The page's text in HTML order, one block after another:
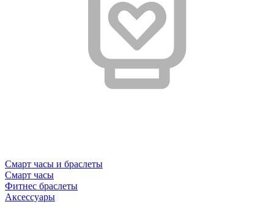
Смарт часы и браслеты
Смарт часы
Фитнес браслеты
Аксессуары